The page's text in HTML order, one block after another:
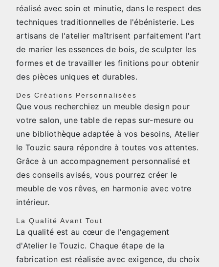
réalisé avec soin et minutie, dans le respect des
techniques traditionnelles de l'ébénisterie. Les
artisans de l'atelier maîtrisent parfaitement l'art
de marier les essences de bois, de sculpter les
formes et de travailler les finitions pour obtenir
des pièces uniques et durables.
Des Créations Personnalisées
Que vous recherchiez un meuble design pour
votre salon, une table de repas sur-mesure ou
une bibliothèque adaptée à vos besoins, Atelier
le Touzic saura répondre à toutes vos attentes.
Grâce à un accompagnement personnalisé et
des conseils avisés, vous pourrez créer le
meuble de vos rêves, en harmonie avec votre
intérieur.
La Qualité Avant Tout
La qualité est au cœur de l'engagement
d'Atelier le Touzic. Chaque étape de la
fabrication est réalisée avec exigence, du choix